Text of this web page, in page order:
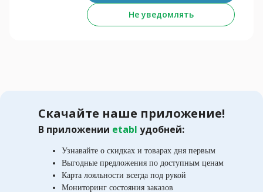
Не уведомлять
Скачайте наше приложение!
В приложении etabl удобней:
Узнавайте о скидках и товарах дня первым
Выгодные предложения по доступным ценам
Карта лояльности всегда под рукой
Мониторинг состояния заказов